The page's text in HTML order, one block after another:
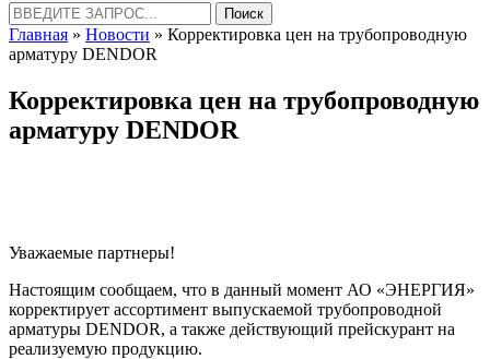
Найти:
Главная » Новости » Корректировка цен на трубопроводную
арматуру DENDOR
Корректировка цен на трубопроводную
арматуру DENDOR
Уважаемые партнеры!
Настоящим сообщаем, что в данный момент АО «ЭНЕРГИЯ»
корректирует ассортимент выпускаемой трубопроводной
арматуры DENDOR, а также действующий прейскурант на
реализуемую продукцию.